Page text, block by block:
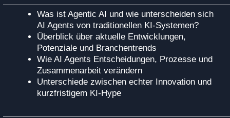
Was ist Agentic AI und wie unterscheiden sich
AI Agents von traditionellen KI‑Systemen?
Überblick über aktuelle Entwicklungen,
Potenziale und Branchentrends
Wie AI Agents Entscheidungen, Prozesse und
Zusammenarbeit verändern
Unterschiede zwischen echter Innovation und
kurzfristigem KI‑Hype